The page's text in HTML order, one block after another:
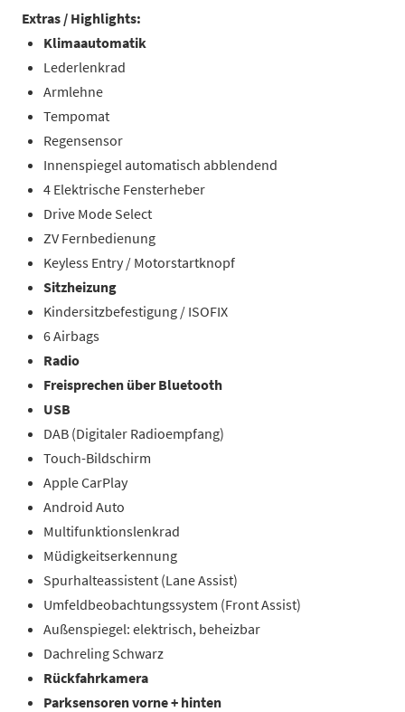
Extras / Highlights:
Klimaautomatik
Lederlenkrad
Armlehne
Tempomat
Regensensor
Innenspiegel automatisch abblendend
4 Elektrische Fensterheber
Drive Mode Select
ZV Fernbedienung
Keyless Entry / Motorstartknopf
Sitzheizung
Kindersitzbefestigung / ISOFIX
6 Airbags
Radio
Freisprechen über Bluetooth
USB
DAB (Digitaler Radioempfang)
Touch-Bildschirm
Apple CarPlay
Android Auto
Multifunktionslenkrad
Müdigkeitserkennung
Spurhalteassistent (Lane Assist)
Umfeldbeobachtungssystem (Front Assist)
Außenspiegel: elektrisch, beheizbar
Dachreling Schwarz
Rückfahrkamera
Parksensoren vorne + hinten